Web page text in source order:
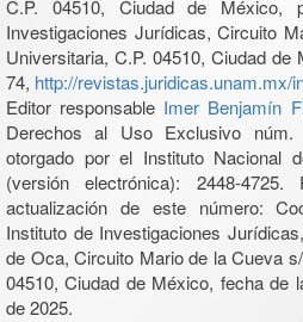
C.P. 04510, Ciudad de México,
Investigaciones Jurídicas, Circuito
Universitaria, C.P. 04510, Ciudad
74, http://revistas.juridicas.unam.mx/
Editor responsable Imer Benjamín
Derechos al Uso Exclusivo núm.
otorgado por el Instituto Nacional
(versión electrónica): 2448-
actualización de este número:
Instituto de Investigaciones
de Oca, Circuito Mario de la Cueva
04510, Ciudad de México, fecha de
de 2025.